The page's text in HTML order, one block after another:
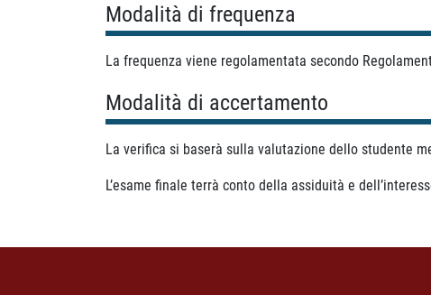
Modalità di frequenza
La frequenza viene regolamentata secondo
Modalità di accertamento
La verifica si baserà sulla valutazione dello studente
L’esame finale terrà conto della assiduità e